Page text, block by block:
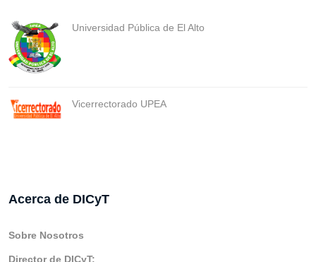
Universidad Pública de El Alto
Vicerrectorado UPEA
Acerca de DICyT
Sobre Nosotros
Director de DICyT: